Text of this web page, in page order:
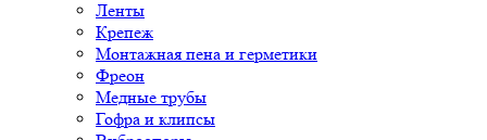
Ленты
Крепеж
Монтажная пена и герметики
Фреон
Медные трубы
Гофра и клипсы